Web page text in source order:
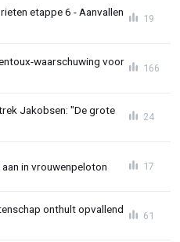
etappe 6 - Aanvallen
19
waarschuwing voor
166
Jakobsen: "De grote
24
in vrouwenpeloton 17
onthult opvallend
61